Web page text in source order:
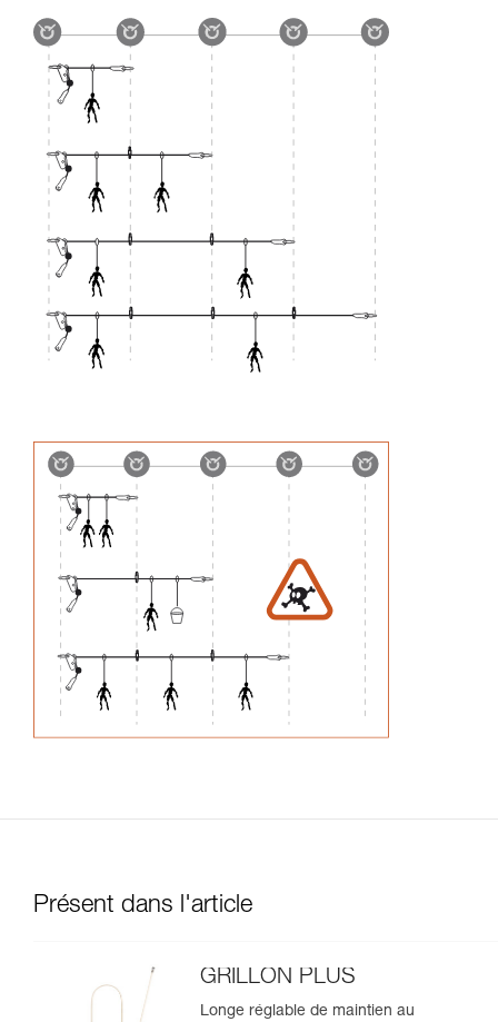
Présent dans l'article
GRILLON PLUS
Longe réglable de maintien au